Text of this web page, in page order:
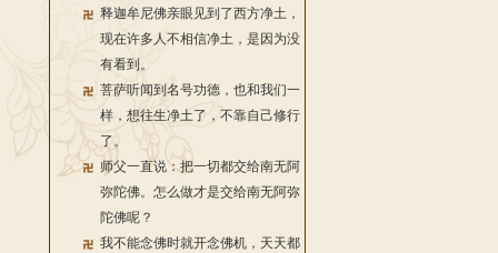
释迦牟尼佛亲眼见到了西方净土，
现在许多人不相信净土，是因为没
有看到。
菩萨听闻到名号功德，也和我们一
样，想往生净土了，不靠自己修行
了。
师父一直说：把一切都交给南无阿
弥陀佛。怎么做才是交给南无阿弥
陀佛呢？
我不能念佛时就开念佛机，天天都